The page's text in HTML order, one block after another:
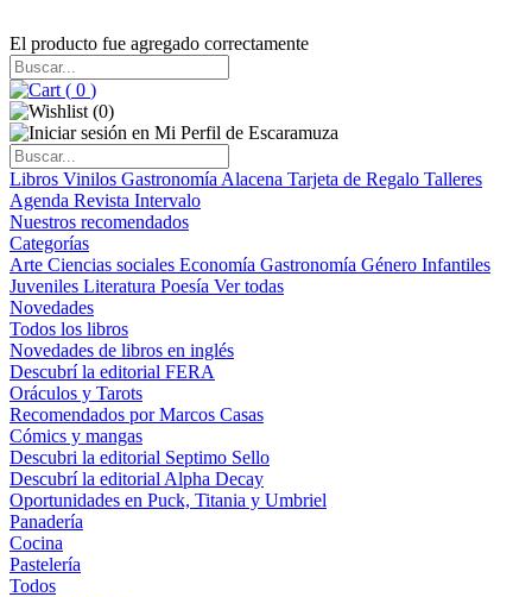
El producto fue agregado correctamente
( 0 )
(0)
Libros Vinilos Gastronomía Alacena Tarjeta de Regalo Talleres
Agenda Revista Intervalo
Nuestros recomendados
Categorías
Arte Ciencias sociales Economía Gastronomía Género Infantiles
Juveniles Literatura Poesía Ver todas
Novedades
Todos los libros
Novedades de libros en inglés
Descubrí la editorial FERA
Oráculos y Tarots
Recomendados por Marcos Casas
Cómics y mangas
Descubri la editorial Septimo Sello
Descubrí la editorial Alpha Decay
Oportunidades en Puck, Titania y Umbriel
Panadería
Cocina
Pastelería
Todos